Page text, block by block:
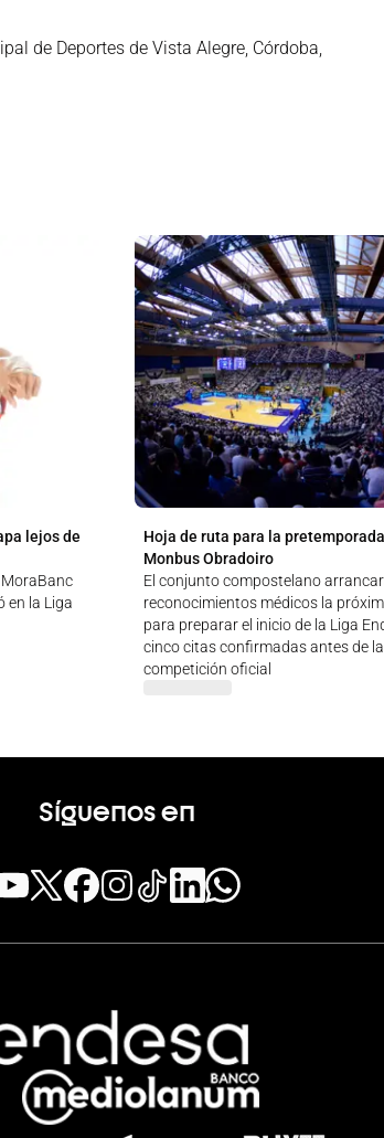
de Deportes de Vista Alegre, Córdoba,
lejos de
en la Liga
Hoja de ruta para la
Monbus Obradoiro
El conjunto compostelano
reconocimientos médicos la
para preparar el inicio de la Liga
cinco citas confirmadas antes de la
competición oficial
Síguenos en